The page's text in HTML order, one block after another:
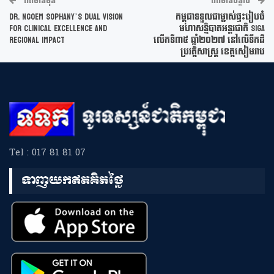
Dr. Ngoem Sophany’s Dual Vision
for Clinical Excellence and
Regional Impact
កម្ពុជាទទួលជាម្ចាស់ផ្ទះរៀបចំ
មហាសន្និបាតអន្តរជាតិ SIGA
លើកទី៣៥ ឆ្នាំ២០២៧ នៅលើទឹកដី
ប្រវត្តិសាស្ត្រ ខេត្តសៀមរាប
Tel : 017 81 81 07
ទាញយកឥតគិតថ្លៃ